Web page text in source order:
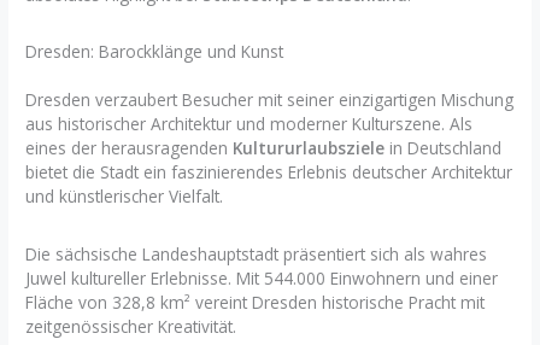
Dresden: Barockklänge und Kunst
Dresden verzaubert Besucher mit seiner einzigartigen Mischung
aus historischer Architektur und moderner Kulturszene. Als
eines der herausragenden Kultururlaubsziele in Deutschland
bietet die Stadt ein faszinierendes Erlebnis deutscher Architektur
und künstlerischer Vielfalt.
Die sächsische Landeshauptstadt präsentiert sich als wahres
Juwel kultureller Erlebnisse. Mit 544.000 Einwohnern und einer
Fläche von 328,8 km² vereint Dresden historische Pracht mit
zeitgenössischer Kreativität.